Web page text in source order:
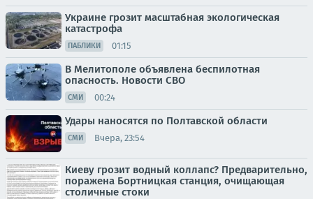
Украине грозит масштабная экологическая
катастрофа
ПАБЛИКИ 01:15
В Мелитополе объявлена беспилотная
опасность. Новости СВО
СМИ 00:24
Удары наносятся по Полтавской области
СМИ Вчера, 23:54
Киеву грозит водный коллапс? Предварительно,
поражена Бортницкая станция, очищающая
столичные стоки